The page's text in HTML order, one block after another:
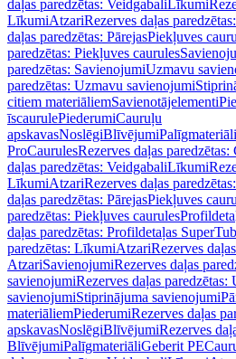
daļas paredzētas: VeidgabaliLīkumi
LīkumiAtzariRezerves daļas
daļas paredzētas: PārejasPiekļuves
paredzētas: Piekļuves caurules
paredzētas: SavienojumiUzmavu
paredzētas: Uzmavu savienojumi
citiem materiāliemSavienotājelementi
īscaurulePiederumiCauruļu
apskavasNoslēgiBlīvējumiPalīgmateriāli
ProCaurulesRezerves daļas paredzētas:
daļas paredzētas: VeidgabaliLīkumi
LīkumiAtzariRezerves daļas
daļas paredzētas: PārejasPiekļuves
paredzētas: Piekļuves caurules
daļas paredzētas: Profildetaļas
paredzētas: LīkumiAtzariRezerves
AtzariSavienojumiRezerves daļas
savienojumiRezerves daļas paredzētas:
savienojumiStiprinājuma savienojumi
materiāliemPiederumiRezerves daļas
apskavasNoslēgiBlīvējumiRezerves
BlīvējumiPalīgmateriāliGeberit PE